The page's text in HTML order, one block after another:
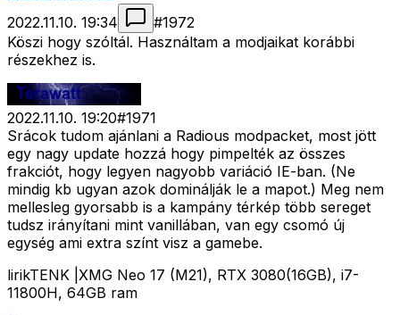
2022.11.10. 19:34 #1972
Köszi hogy szóltál. Használtam a modjaikat korábbi
részekhez is.
2022.11.10. 19:20#1971
Srácok tudom ajánlani a Radious modpacket, most jött
egy nagy update hozzá hogy pimpelték az összes
frakciót, hogy legyen nagyobb variáció IE-ban. (Ne
mindig kb ugyan azok dominálják le a mapot.) Meg nem
mellesleg gyorsabb is a kampány térkép több sereget
tudsz irányítani mint vanillában, van egy csomó új
egység ami extra színt visz a gamebe.
lirikTENK |XMG Neo 17 (M21), RTX 3080(16GB), i7-
11800H, 64GB ram